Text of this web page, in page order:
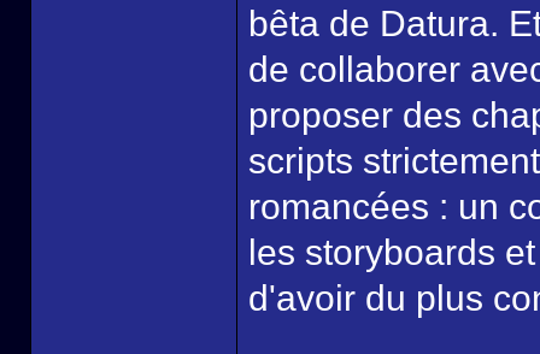
bêta de Datura.
de collaborer
proposer des
scripts
romancées : un
les storyboards
d'avoir du plus